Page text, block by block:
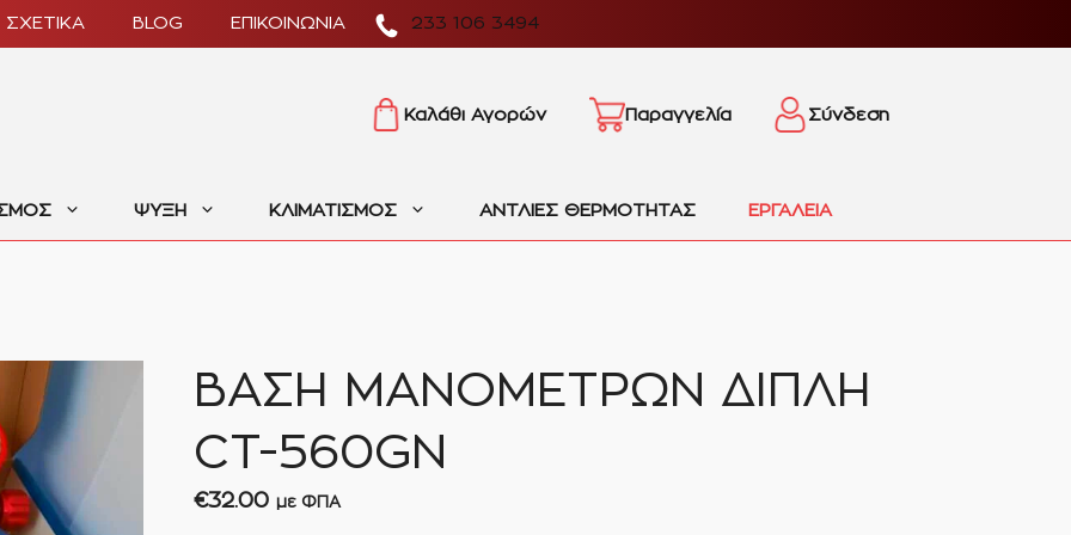
233 106 3494
ΣΧΕΤΙΚΑ BLOG ΕΠΙΚΟΙΝΩΝΙΑ
Καλάθι Αγορών Παραγγελία Σύνδεση
ΨΥΞΗ ΚΛΙΜΑΤΙΣΜΟΣ ΑΝΤΛΙΕΣ ΘΕΡΜΟΤΗΤΑΣ ΕΡΓΑΛΕΙΑ
ΒΑΣΗ ΜΑΝΟΜΕΤΡΩΝ ΔΙΠΛΗ
CT-560GN
€32.00 με ΦΠΑ